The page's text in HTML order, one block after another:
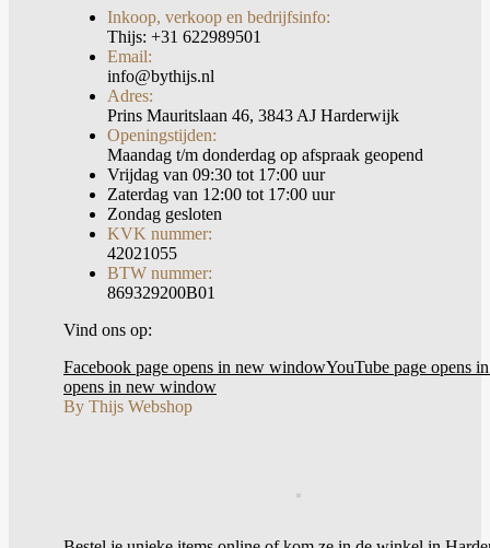
Inkoop, verkoop en bedrijfsinfo:
Thijs: +31 622989501
Email:
info@bythijs.nl
Adres:
Prins Mauritslaan 46, 3843 AJ Harderwijk
Openingstijden:
Maandag t/m donderdag op afspraak geopend
Vrijdag van 09:30 tot 17:00 uur
Zaterdag van 12:00 tot 17:00 uur
Zondag gesloten
KVK nummer:
42021055
BTW nummer:
869329200B01
Vind ons op:
Facebook page opens in new windowYouTube page opens
opens in new window
By Thijs Webshop